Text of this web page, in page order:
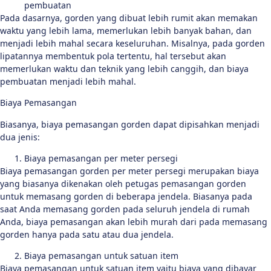
pembuatan
Pada dasarnya, gorden yang dibuat lebih rumit akan memakan
waktu yang lebih lama, memerlukan lebih banyak bahan, dan
menjadi lebih mahal secara keseluruhan. Misalnya, pada gorden
lipatannya membentuk pola tertentu, hal tersebut akan
memerlukan waktu dan teknik yang lebih canggih, dan biaya
pembuatan menjadi lebih mahal.
Biaya Pemasangan
Biasanya, biaya pemasangan gorden dapat dipisahkan menjadi
dua jenis:
Biaya pemasangan per meter persegi
Biaya pemasangan gorden per meter persegi merupakan biaya
yang biasanya dikenakan oleh petugas pemasangan gorden
untuk memasang gorden di beberapa jendela. Biasanya pada
saat Anda memasang gorden pada seluruh jendela di rumah
Anda, biaya pemasangan akan lebih murah dari pada memasang
gorden hanya pada satu atau dua jendela.
Biaya pemasangan untuk satuan item
Biaya pemasangan untuk satuan item yaitu biaya yang dibayar